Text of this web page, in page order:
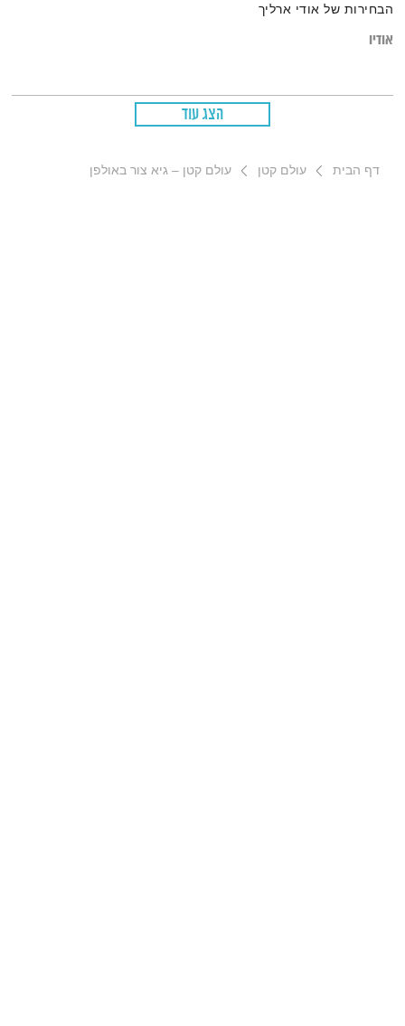
הבחירות של אודי ארליך
אודיו
הצג עוד
דף הבית עולם קטן עולם קטן – גיא צור באולפן